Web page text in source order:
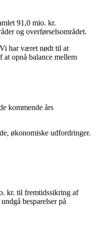
91,0 mio. kr.
og overførselsområdet.
har været nødt til at
opnå balance mellem
kommende års
økonomiske udfordringer.
kr. til fremtidssikring af
besparelser på